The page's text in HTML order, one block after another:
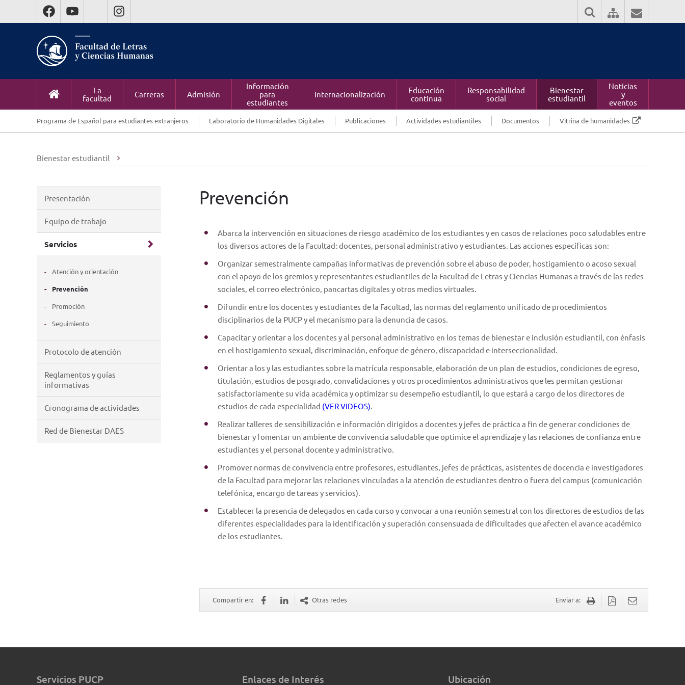
La
facultad
Carreras Admisión
Información
para
estudiantes
Internacionalización
Educación
continua
Responsabilidad
social
Bienestar
estudiantil
Noticias
y
eventos
Programa de Español para estudiantes extranjeros Laboratorio de Humanidades Digitales Publicaciones Actividades estudiantiles Documentos Vitrina de humanidades
Bienestar estudiantil
Presentación
Equipo de trabajo
Servicios
Atención y orientación
Prevención
Promoción
Seguimiento
Protocolo de atención
Reglamentos y guías
informativas
Cronograma de actividades
Red de Bienestar DAES
Prevención
Abarca la intervención en situaciones de riesgo académico de los estudiantes y en casos de relaciones poco saludables entre
los diversos actores de la Facultad: docentes, personal administrativo y estudiantes. Las acciones específicas son:
Organizar semestralmente campañas informativas de prevención sobre el abuso de poder, hostigamiento o acoso sexual
con el apoyo de los gremios y representantes estudiantiles de la Facultad de Letras y Ciencias Humanas a través de las redes
sociales, el correo electrónico, pancartas digitales y otros medios virtuales.
Difundir entre los docentes y estudiantes de la Facultad, las normas del reglamento unificado de procedimientos
disciplinarios de la PUCP y el mecanismo para la denuncia de casos.
Capacitar y orientar a los docentes y al personal administrativo en los temas de bienestar e inclusión estudiantil, con énfasis
en el hostigamiento sexual, discriminación, enfoque de género, discapacidad e interseccionalidad.
Orientar a los y las estudiantes sobre la matrícula responsable, elaboración de un plan de estudios, condiciones de egreso,
titulación, estudios de posgrado, convalidaciones y otros procedimientos administrativos que les permitan gestionar
satisfactoriamente su vida académica y optimizar su desempeño estudiantil, lo que estará a cargo de los directores de
estudios de cada especialidad (VER VIDEOS).
Realizar talleres de sensibilización e información dirigidos a docentes y jefes de práctica a fin de generar condiciones de
bienestar y fomentar un ambiente de convivencia saludable que optimice el aprendizaje y las relaciones de confianza entre
estudiantes y el personal docente y administrativo.
Promover normas de convivencia entre profesores, estudiantes, jefes de prácticas, asistentes de docencia e investigadores
de la Facultad para mejorar las relaciones vinculadas a la atención de estudiantes dentro o fuera del campus (comunicación
telefónica, encargo de tareas y servicios).
Establecer la presencia de delegados en cada curso y convocar a una reunión semestral con los directores de estudios de las
diferentes especialidades para la identificación y superación consensuada de dificultades que afecten el avance académico
de los estudiantes.
Compartir en: Otras redes Enviar a:
Servicios PUCP Enlaces de Interés Ubicación